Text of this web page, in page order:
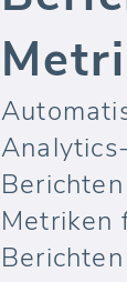
Metriken